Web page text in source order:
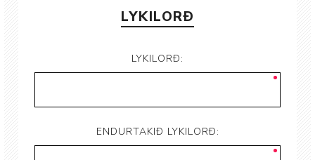
LYKILORÐ
LYKILORÐ:
ENDURTAKIÐ LYKILORÐ: